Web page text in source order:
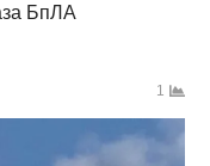
БпЛА
1